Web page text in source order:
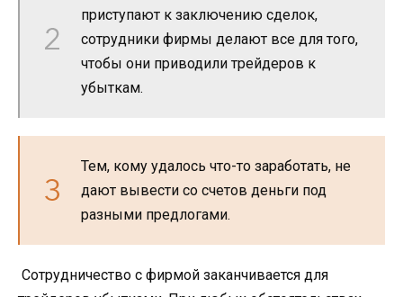
приступают к заключению сделок,
сотрудники фирмы делают все для того,
чтобы они приводили трейдеров к
убыткам.
Тем, кому удалось что-то заработать, не
дают вывести со счетов деньги под
разными предлогами.
Сотрудничество с фирмой заканчивается для